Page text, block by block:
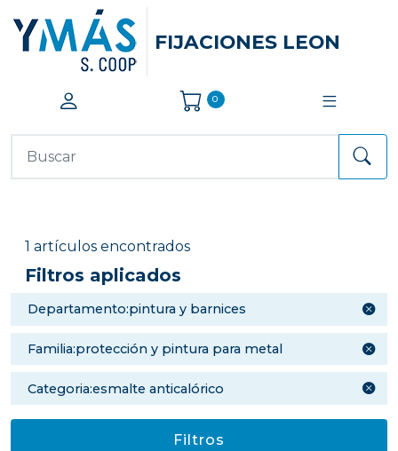
FIJACIONES LEON
0
1 artículos encontrados
Filtros aplicados
departamento:pintura y barnices
familia:protección y pintura para metal
categoria:esmalte anticalórico
Filtros